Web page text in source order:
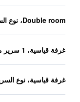
Double room، نوع السرير غير معروف
غرفة قياسية، 1 سرير مزدوج
غرفة قياسية، نوع